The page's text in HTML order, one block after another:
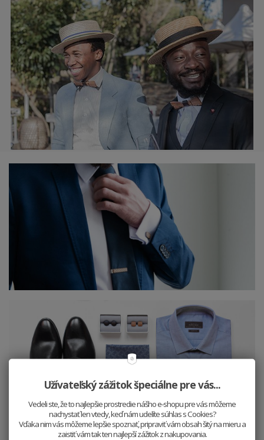
Užívateľský zážitok špeciálne pre vás...
Vedeli ste, že to najlepšie prostredie nášho e-shopu pre vás môžeme
nachystať len vtedy, keď nám udelíte súhlas s Cookies?
Vďaka nim vás môžeme lepšie spoznať, pripraviť vám obsah šitý na mieru a
zaistiť vám tak ten najlepší zážitok z nakupovania.